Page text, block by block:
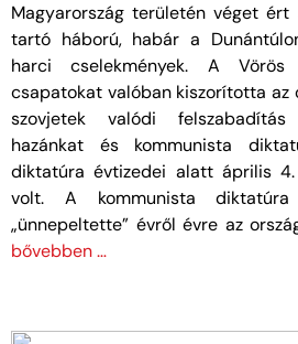
Magyarország területén véget
tartó háború, habár a
harci cselekmények. A
csapatokat valóban kiszorította az
szovjetek valódi
hazánkat és kommunista
diktatúra évtizedei alatt április
volt. A kommunista diktatúra
„ünnepeltette” évről évre az
bővebben …